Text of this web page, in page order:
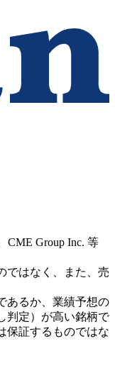
CME Group Inc. 等
ではなく、また、売
あるか、業績予想の
判定）が高い銘柄で
保証するものではな